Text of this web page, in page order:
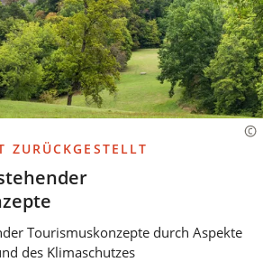
ZURÜCKGESTELLT
Tourismuskonzepte durch Aspekte
des Klimaschutzes